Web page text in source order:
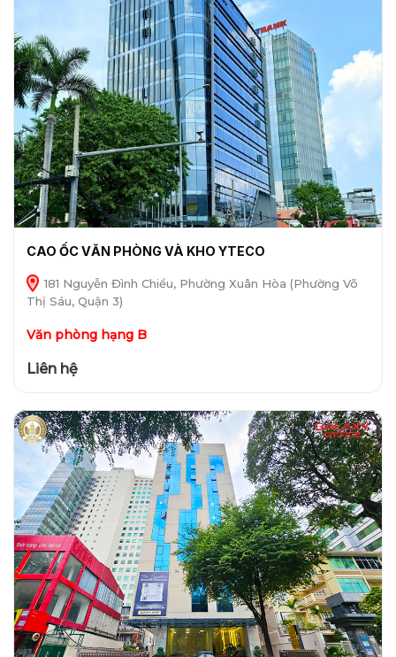
CAO ỐC VĂN PHÒNG VÀ KHO YTECO
181 Nguyễn Đình Chiểu, Phường Xuân Hòa (Phường Võ
Thị Sáu, Quận 3)
Văn phòng hạng B
Liên hệ